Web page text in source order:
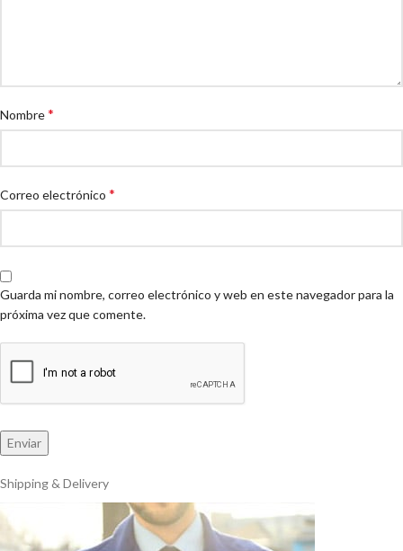
Nombre*
Correo electrónico *
Guarda mi nombre, correo electrónico y web en este navegador para la
próxima vez que comente.
Shipping & Delivery